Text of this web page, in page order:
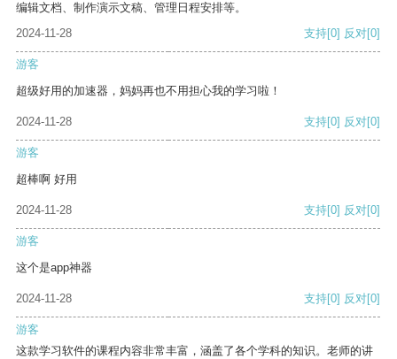
编辑文档、制作演示文稿、管理日程安排等。
2024-11-28
支持[0] 反对[0]
游客
超级好用的加速器，妈妈再也不用担心我的学习啦！
2024-11-28 支持[0] 反对[0]
游客
超棒啊 好用
2024-11-28 支持[0] 反对[0]
游客
这个是app神器
2024-11-28 支持[0] 反对[0]
游客
这款学习软件的课程内容非常丰富，涵盖了各个学科的知识。老师的讲